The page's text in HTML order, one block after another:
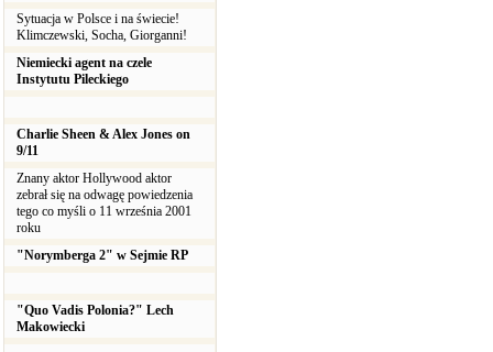
Sytuacja w Polsce i na świecie!
Klimczewski, Socha, Giorganni!
Niemiecki agent na czele
Instytutu Pileckiego
Charlie Sheen & Alex Jones on
9/11
Znany aktor Hollywood aktor
zebrał się na odwagę powiedzenia
tego co myśli o 11 września 2001
roku
"Norymberga 2" w Sejmie RP
"Quo Vadis Polonia?" Lech
Makowiecki